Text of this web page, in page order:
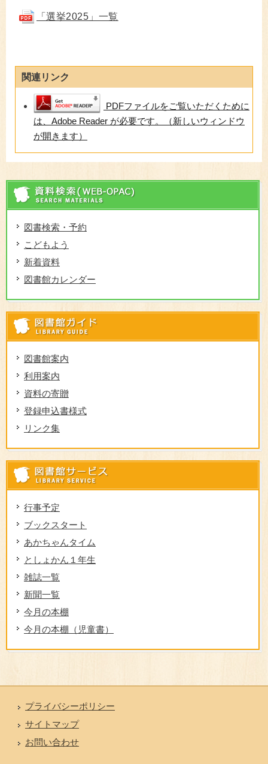
図書検索・予約
こどもよう
新着資料
図書館カレンダー
図書館案内
利用案内
資料の寄贈
登録申込書様式
リンク集
行事予定
ブックスタート
あかちゃんタイム
としょかん１年生
雑誌一覧
新聞一覧
今月の本棚
今月の本棚（児童書）
「選挙2025」一覧
関連リンク
PDFファイルをご覧いただくために
は、Adobe Reader が必要です。（新しいウィンドウ
が開きます）
プライバシーポリシー
サイトマップ
お問い合わせ